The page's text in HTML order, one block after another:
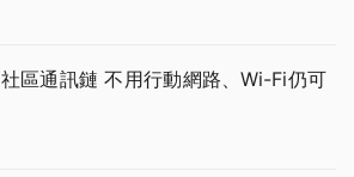
區通訊鏈 不用行動網路、Wi-Fi仍可